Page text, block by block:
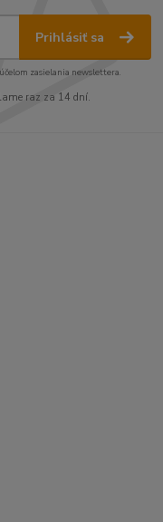
Prihlásiť sa
zasielania newslettera.
raz za 14 dní.